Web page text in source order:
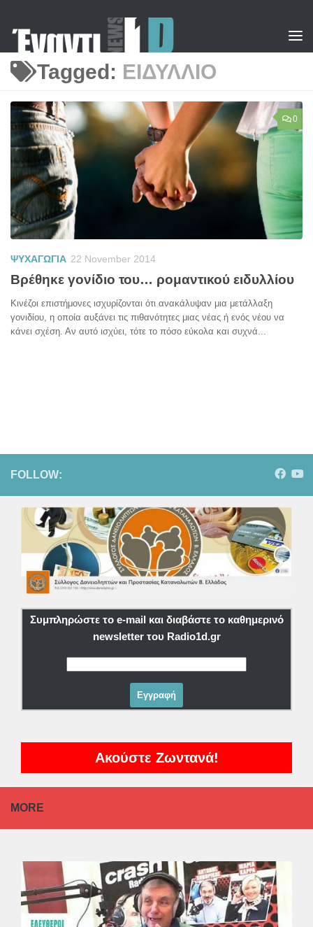
Tagged: ΕΙΔΥΛΛΙΟ
0
ΨΥΧΑΓΩΓΙΑ 22 November 2014
Βρέθηκε γονίδιο του… ρομαντικού ειδυλλίου
Κινέζοι επιστήμονες ισχυρίζονται ότι ανακάλυψαν μια μετάλλαξη
γονιδίου, η οποία αυξάνει τις πιθανότητες μιας νέας ή ενός νέου να
κάνει σχέση. Αν αυτό ισχύει, τότε το πόσο εύκολα και συχνά...
FOLLOW:
Συμπληρώστε το e-mail και διαβάστε το καθημερινό
newsletter του Radio1d.gr
Ακούστε Ζωντανά!
MORE